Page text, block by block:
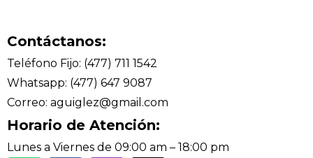
Contáctanos:
Teléfono Fijo: (477) 711 1542
Whatsapp: (477) 647 9087
Correo: aguiglez@gmail.com
Horario de Atención:
Lunes a Viernes de 09:00 am – 18:00 pm